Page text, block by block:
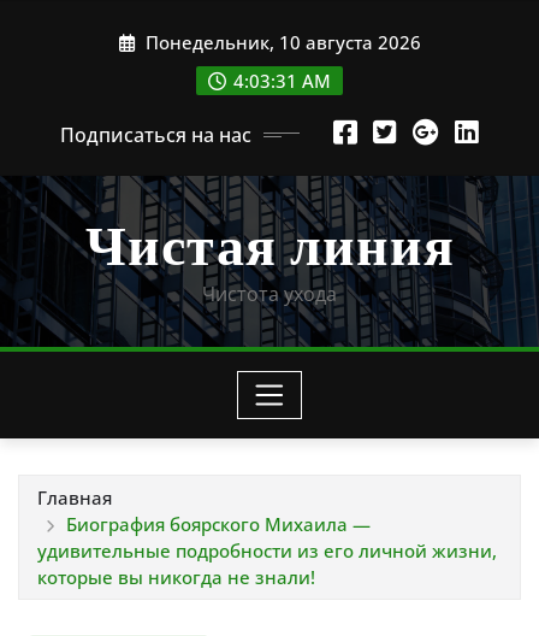
Понедельник, 10 августа 2026
4:03:32 AM
Подписаться на нас
Чистая линия
Чистота ухода
Главная
Биография боярского Михаила —
удивительные подробности из его личной жизни,
которые вы никогда не знали!